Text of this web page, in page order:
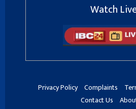
Watch
Privacy Policy Complaints
Contact Us